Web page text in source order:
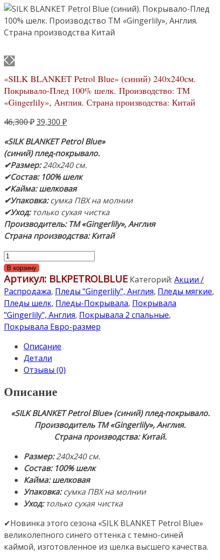
«SILK BLANKET Petrol Blue» (синий) 240х240см.
Покрывало-Плед 100% шелк. Производство: ТМ
«Gingerlily», Англия. Страна производства: Китай
46,300₽Первоначальная
составляла
46,300 ₽.
39,300 ₽Текущая
39,300 ₽.
«SILK BLANKET Petrol Blue»
(синий)плед-покрывало.
✔Размер:240х240 см.
✔Состав: 100% шелк
✔Кайма: шелковая
✔Упаковка:сумка ПВХ на молнии
✔Уход:только сухая чистка
Производитель: ТМ «Gingerlily», Англия
Страна производства: Китай
Количество
товара
"SILK
BLANKET
Petrol
Blue"
(синий)
Покрывало-
Плед
100%
Производство:
«Gingerlily»,
производства:
Китай
В корзину
Артикул: BLKPETROLBLUE Категорий: Акции /
Распродажа, Пледы "Gingerlily", Англия, Пледы мягкие,
Пледы шелк, Пледы-Покрывала, Покрывала
"Gingerlily", Англия, Покрывала 2 спальные,
Покрывала Евро-размер
Описание
Детали
Отзывы (0)
Описание
«SILK BLANKET Petrol Blue» (синий) плед-покрывало.
Производитель ТМ «Gingerlily», Англия.
Страна производства: Китай.
Размер:240х240 см.
Состав: 100% шелк
Кайма: шелковая
Упаковка:сумка ПВХ на молнии
Уход:только сухая чистка
✔Новинка этого сезона «SILK BLANKET Petrol Blue»
великолепного синего оттенка с темно-синей
каймой, изготовленное из шелка высшего качества.